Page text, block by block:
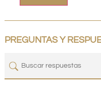
PREGUNTAS Y